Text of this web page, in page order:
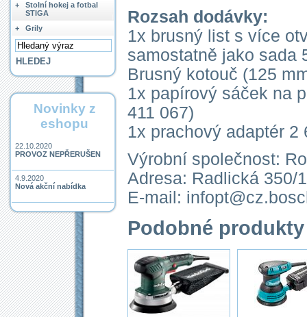
Rozsah dodávky:
1x brusný list s více
samostatně jako sada
Brusný kotouč (125
1x papírový sáček na
411 067)
1x prachový adaptér 2
Výrobní společnost:
Adresa: Radlická 350/
E-mail:
Podobné produkty
+
Stolní hokej a fotbal
STIGA
+
Grily
Novinky z
eshopu
22.10.2020
PROVOZ NEPŘERUŠEN
4.9.2020
Nová akční nabídka